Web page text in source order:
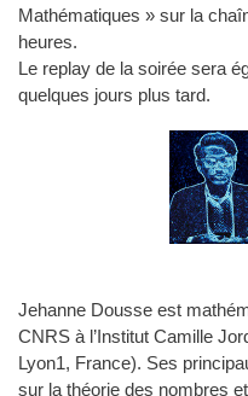
Mathématiques » sur la
heures.
Le replay de la soirée sera
quelques jours plus tard.
Jehanne Dousse est
CNRS à l’Institut Camille
Lyon1, France). Ses
sur la théorie des nombres